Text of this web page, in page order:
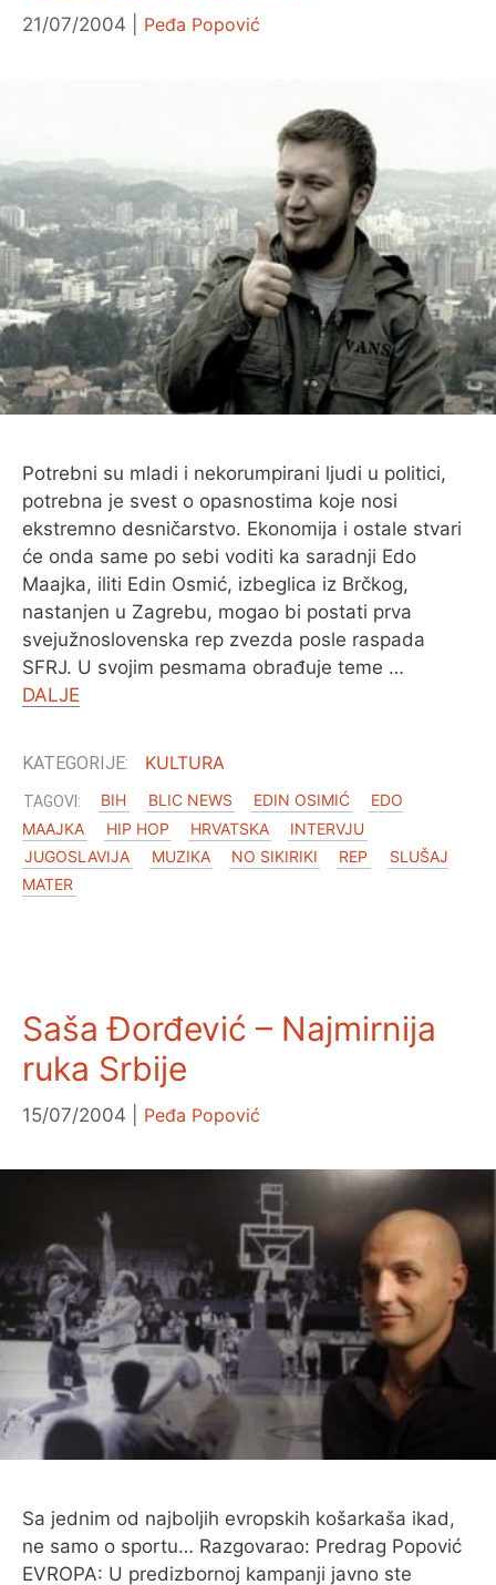
21/07/2004 Peđa Popović
Potrebni su mladi i nekorumpirani ljudi u politici,
potrebna je svest o opasnostima koje nosi
ekstremno desničarstvo. Ekonomija i ostale stvari
će onda same po sebi voditi ka saradnji Edo
Maajka, iliti Edin Osmić, izbeglica iz Brčkog,
nastanjen u Zagrebu, mogao bi postati prva
svejužnoslovenska rep zvezda posle raspada
SFRJ. U svojim pesmama obrađuje teme …
DALJE
KULTURA
BIH BLIC NEWS EDIN OSIMIĆ
EDO
MAAJKA
HIP HOP HRVATSKA
INTERVJU
JUGOSLAVIJA
MUZIKA NO SIKIRIKI REP
SLUŠAJ
MATER
Saša Đorđević – Najmirnija
ruka Srbije
15/07/2004 Peđa Popović
Sa jednim od najboljih evropskih košarkaša ikad,
ne samo o sportu… Razgovarao: Predrag Popović
EVROPA: U predizbornoj kampanji javno ste